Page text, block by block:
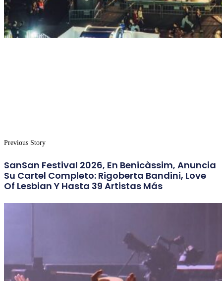
Previous Story
SanSan Festival 2026, En Benicàssim, Anuncia
Su Cartel Completo: Rigoberta Bandini, Love
Of Lesbian Y Hasta 39 Artistas Más